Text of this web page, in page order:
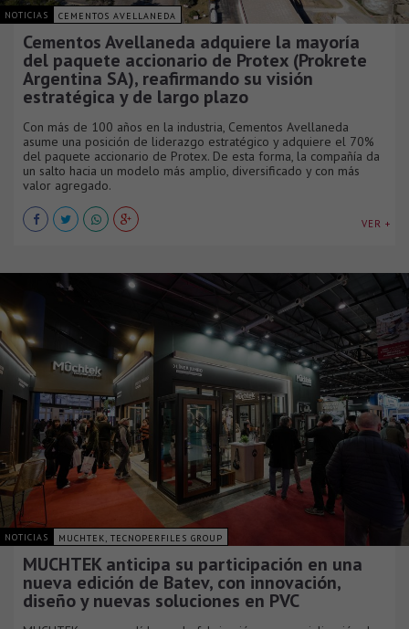
NOTICIAS CEMENTOS AVELLANEDA
Cementos Avellaneda adquiere la mayoría
del paquete accionario de Protex (Prokrete
Argentina SA), reafirmando su visión
estratégica y de largo plazo
Con más de 100 años en la industria, Cementos Avellaneda
asume una posición de liderazgo estratégico y adquiere el 70%
del paquete accionario de Protex. De esta forma, la compañía da
un salto hacia un modelo más amplio, diversificado y con más
valor agregado.
VER +
NOTICIAS MUCHTEK, TECNOPERFILES GROUP
MUCHTEK anticipa su participación en una
nueva edición de Batev, con innovación,
diseño y nuevas soluciones en PVC